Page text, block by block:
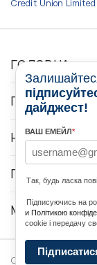
Credit Union Limited
ГОЛОВНА
ПРО НАС
НОВИНИ
ПРОГРАМИ
МЕДІА
Copyright © 2026
дайджест!
ВАШ ЕМЕЙЛ*
Так, будь ласка
Підписуючись на
и Політикою
cookie і передачу